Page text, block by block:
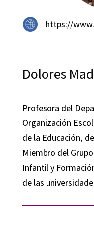
https://
Dolores
Profesora del
Organización
de la Educación,
Miembro del
Infantil y
de las